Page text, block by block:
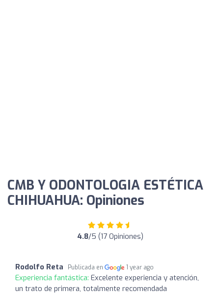
CMB Y ODONTOLOGIA ESTÉTICA
CHIHUAHUA: Opiniones
4.8/5 (17 Opiniones)
Rodolfo Reta Publicada en 1 year ago
Experiencia fantástica: Excelente experiencia y atención,
un trato de primera, totalmente recomendada